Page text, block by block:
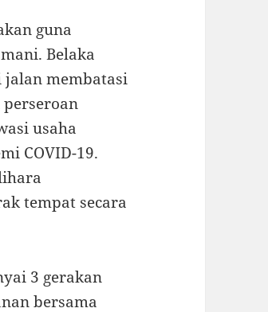
guna
Belaka
membatasi
usaha
COVID-19.
tempat secara
3 gerakan
bersama